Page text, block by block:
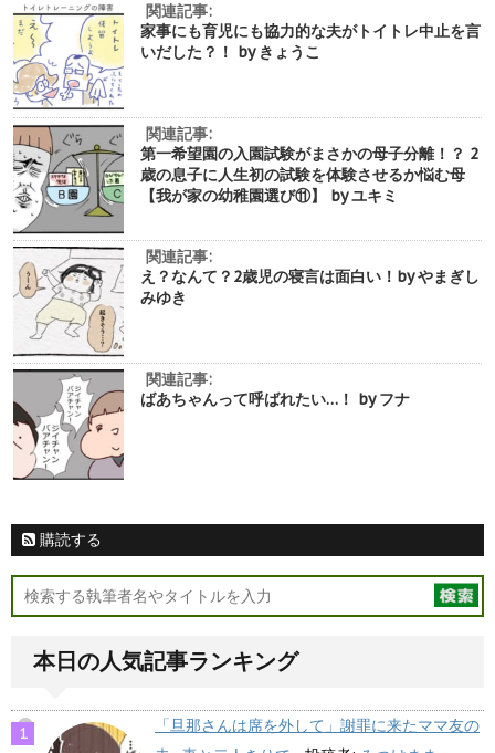
関連記事:
家事にも育児にも協力的な夫がトイトレ中止を言
いだした？！ by きょうこ
関連記事:
第一希望園の入園試験がまさかの母子分離！？ 2
歳の息子に人生初の試験を体験させるか悩む母
【我が家の幼稚園選び⑪】 by ユキミ
関連記事:
え？なんて？2歳児の寝言は面白い！by やまぎし
みゆき
関連記事:
ばあちゃんって呼ばれたい…！ by フナ
購読する
本日の人気記事ランキング
「旦那さんは席を外して」謝罪に来たママ友の